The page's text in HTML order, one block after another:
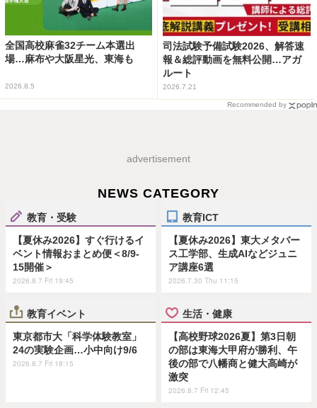
全国高校麻雀32チーム本選出
場…麻布や大阪星光、東海も
2026.8.5
司法試験予備試験2026、解答速
報＆総評動画を無料公開…アガ
ルート
2026.7.21
Recommended by
advertisement
NEWS CATEGORY
教育・受験
【夏休み2026】すぐ行けるイ
ベント情報おまとめ便＜8/9-
15開催＞
2026.8.7 Fri 19:45
教育ICT
【夏休み2026】東大メタバー
ス工学部、生成AIなどジュニ
ア講座6選
2026.7.30 Thu 11:15
教育イベント
東京都市大「科学体験教室」
24の実験企画…小中向け9/6
2026.8.7 Fri 18:15
生活・健康
【高校野球2026夏】第3日朝
の部は東海大甲府が勝利、午
後の部で八幡商と健大高崎が
激突
2026.8.7 Fri 12:45